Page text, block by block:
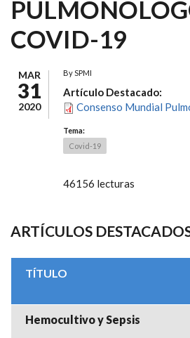
COVID-19
MAR
31
2020
BySPMI
Artículo Destacado:
Consenso Mundial
Tema:
Covid-19
46156 lecturas
ARTÍCULOS
TÍTULO
Hemocultivo y Sepsis